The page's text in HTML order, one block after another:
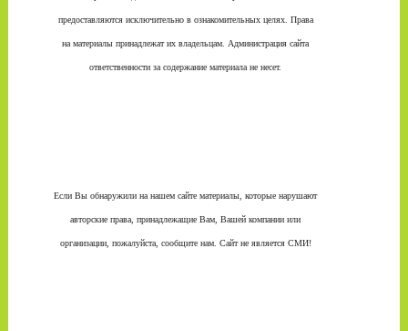
предоставляются исключительно в ознакомительных целях. Права
на материалы принадлежат их владельцам. Администрация сайта
ответственности за содержание материала не несет.
Если Вы обнаружили на нашем сайте материалы, которые нарушают
авторские права, принадлежащие Вам, Вашей компании или
организации, пожалуйста, сообщите нам. Сайт не является СМИ!